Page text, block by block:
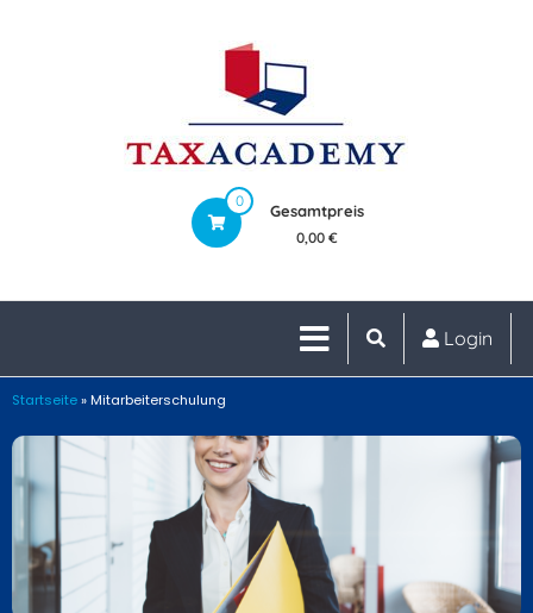
0
Gesamtpreis
0,00 €
Login
Startseite»Mitarbeiterschulung